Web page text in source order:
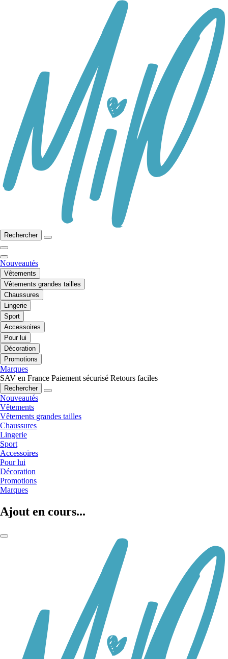
Rechercher
Nouveautés
Vêtements
Vêtements grandes tailles
Chaussures
Lingerie
Sport
Accessoires
Pour lui
Décoration
Promotions
Marques
SAV en France Paiement sécurisé Retours faciles
Rechercher
Nouveautés
Vêtements
Vêtements grandes tailles
Chaussures
Lingerie
Sport
Accessoires
Pour lui
Décoration
Promotions
Marques
Ajout en cours...